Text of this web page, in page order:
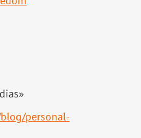
personal-